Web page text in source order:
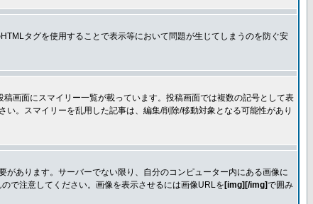
タグを使用することで表示等において問題が生じてしまうのを防ぐ安
画面にスマイリー一覧が載っています。投稿画面では複数の記号として表
。スマイリーを乱用した記事は、編集/削除/移動対象となる可能性があり
あります。サーバーでない限り、自分のコンピューター内にある画像に
で注意してください。画像を表示させるには画像URLを [img][/img]で囲み